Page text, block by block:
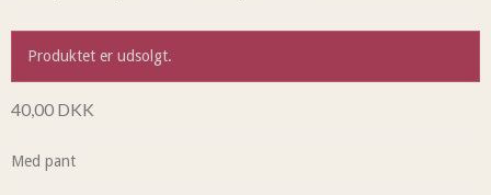
Produktet er udsolgt.
40,00 DKK
Med pant